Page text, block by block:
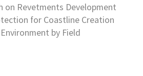
on Revetments Development
for Coastline Creation
by Field